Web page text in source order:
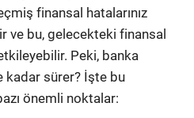
finansal hatalarınız
ve bu, gelecekteki finansal
Peki, banka
kadar sürer? İşte bu
önemli noktalar: